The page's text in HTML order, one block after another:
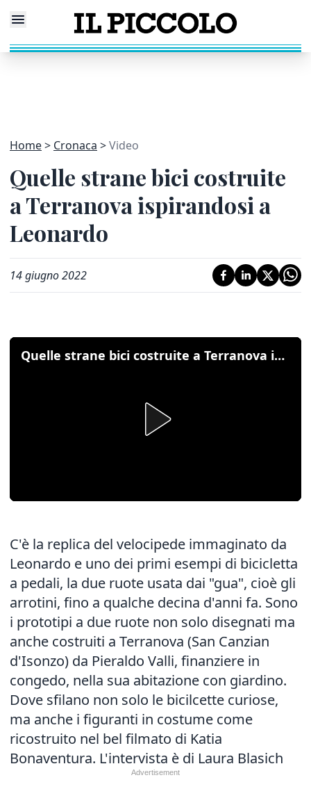
Home Cronaca Video
Quelle strane bici costruite
a Terranova ispirandosi a
Leonardo
14 giugno 2022
Quelle strane bici costruite a Terranova ispirandosi a Leonardo
C'è la replica del velocipede immaginato da
Leonardo e uno dei primi esempi di bicicletta
a pedali, la due ruote usata dai "gua", cioè gli
arrotini, fino a qualche decina d'anni fa. Sono
i prototipi a due ruote non solo disegnati ma
anche costruiti a Terranova (San Canzian
d'Isonzo) da Pieraldo Valli, finanziere in
congedo, nella sua abitazione con giardino.
Dove sfilano non solo le bicilcette curiose,
ma anche i figuranti in costume come
ricostruito nel bel filmato di Katia
Bonaventura. L'intervista è di Laura Blasich